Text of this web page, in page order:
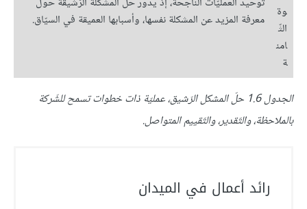
وة
الثّ
امن
ة
معرفة المزيد عن المشكلة نفسها، وأسبابها العميقة في السيّاق.
الجدول 1.6 حلّ المشكل الرّشيق، عمليّة ذات خطوات تسمح للشّركة
بالملاحظة، والتّقدير، والتّقييم المتواصل.
رائد أعمال في الميدان